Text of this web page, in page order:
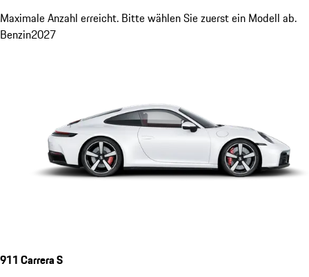
Maximale Anzahl erreicht. Bitte wählen Sie zuerst ein Modell ab.
Benzin2027
911 Carrera S